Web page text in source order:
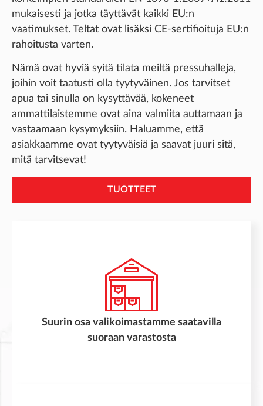
mukaisesti ja jotka täyttävät kaikki EU:n
vaatimukset. Teltat ovat lisäksi CE-sertifioituja EU:n
rahoitusta varten.
Nämä ovat hyviä syitä tilata meiltä pressuhalleja,
joihin voit taatusti olla tyytyväinen. Jos tarvitset
apua tai sinulla on kysyttävää, kokeneet
ammattilaistemme ovat aina valmiita auttamaan ja
vastaamaan kysymyksiin. Haluamme, että
asiakkaamme ovat tyytyväisiä ja saavat juuri sitä,
mitä tarvitsevat!
TUOTTEET
Suurin osa valikoimastamme saatavilla
suoraan varastosta